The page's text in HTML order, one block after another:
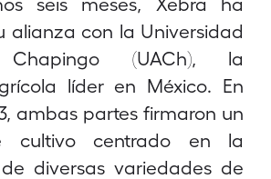
alianza con la Universidad
Chapingo (UACh), la
líder en México. En
ambas partes firmaron un
cultivo centrado en la
diversas variedades de